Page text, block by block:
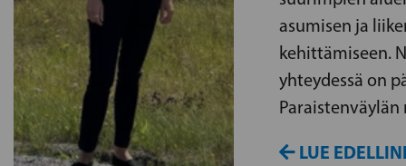
asumisen ja
kehittämiseen.
yhteydessä on
LUE